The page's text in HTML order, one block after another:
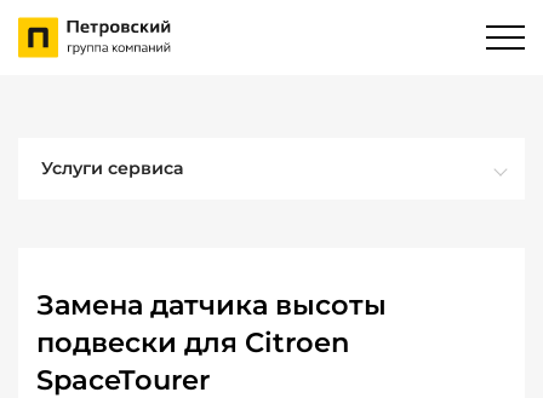
Услуги сервиса
Замена датчика высоты
подвески для Citroen
SpaceTourer